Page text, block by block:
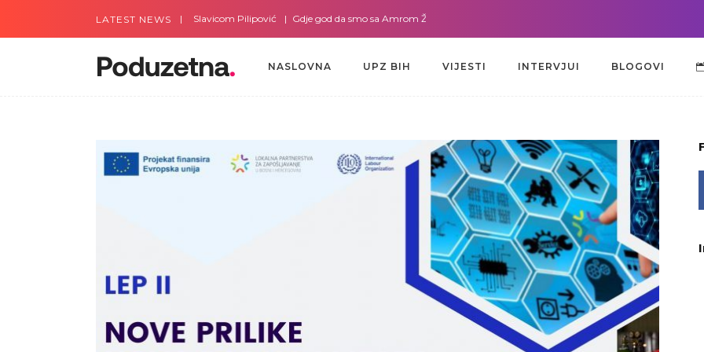
LATEST NEWS
Gdje god da smo sa Slavicom Pilipović Gdje god da smo sa Amrom Žužić-Bećirbegović
NASLOVNA UPZ BIH VIJESTI INTERVJUI BLOGOVI
NASLOVNA UPZ BIH